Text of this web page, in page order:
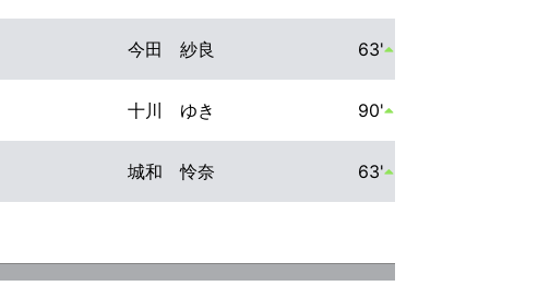
今田 紗良 63'
十川 ゆき 90'
城和 怜奈 63'